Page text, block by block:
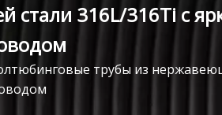
316L/316Ti с
трубы из